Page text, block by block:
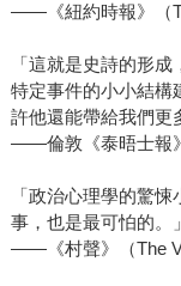
——《紐約時報》（
「這就是史詩的形
特定事件的小小結
許他還能帶給我們更
——倫敦《泰晤士報
「政治心理學的驚
事，也是最可怕的。」
——《村聲》（The